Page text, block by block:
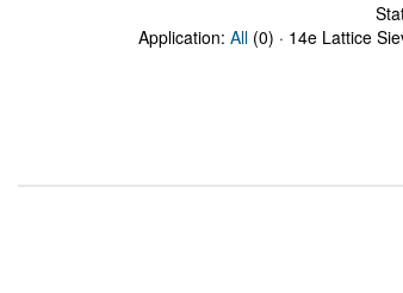
Application: All (0) · 14e Lattice